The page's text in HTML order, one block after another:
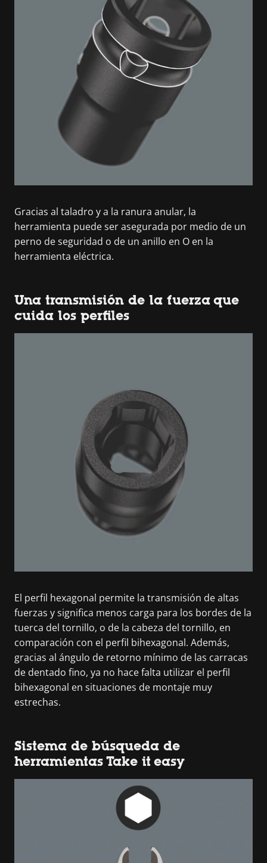
Gracias al taladro y a la ranura anular, la
herramienta puede ser asegurada por medio de un
perno de seguridad o de un anillo en O en la
herramienta eléctrica.
Una transmisión de la fuerza que
cuida los perfiles
El perfil hexagonal permite la transmisión de altas
fuerzas y significa menos carga para los bordes de la
tuerca del tornillo, o de la cabeza del tornillo, en
comparación con el perfil bihexagonal. Además,
gracias al ángulo de retorno mínimo de las carracas
de dentado fino, ya no hace falta utilizar el perfil
bihexagonal en situaciones de montaje muy
estrechas.
Sistema de búsqueda de
herramientas Take it easy